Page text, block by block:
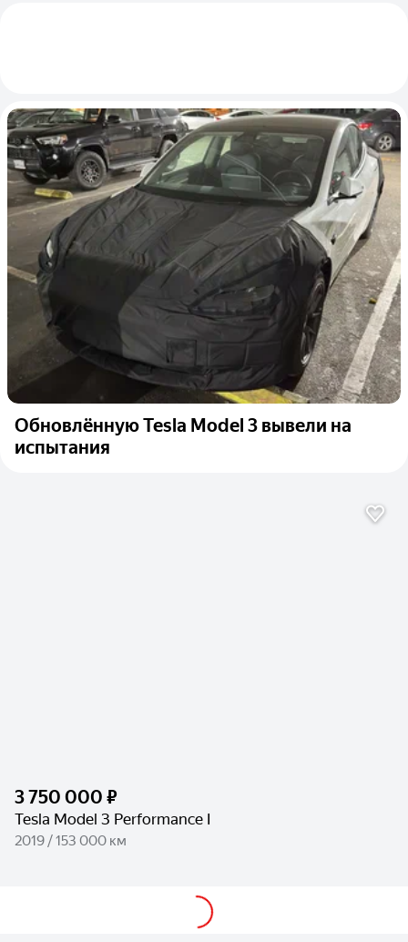
Обновлённую Tesla Model 3 вывели на
испытания
3 750 000 ₽
Tesla Model 3 Performance I
2019 / 153 000 км